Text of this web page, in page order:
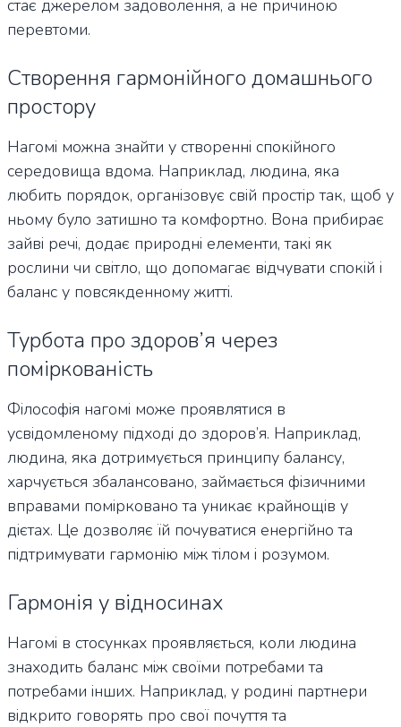
стає джерелом задоволення, а не причиною
перевтоми.
Створення гармонійного домашнього
простору
Нагомі можна знайти у створенні спокійного
середовища вдома. Наприклад, людина, яка
любить порядок, організовує свій простір так, щоб у
ньому було затишно та комфортно. Вона прибирає
зайві речі, додає природні елементи, такі як
рослини чи світло, що допомагає відчувати спокій і
баланс у повсякденному житті.
Турбота про здоров’я через
поміркованість
Філософія нагомі може проявлятися в
усвідомленому підході до здоров’я. Наприклад,
людина, яка дотримується принципу балансу,
харчується збалансовано, займається фізичними
вправами помірковано та уникає крайнощів у
дієтах. Це дозволяє їй почуватися енергійно та
підтримувати гармонію між тілом і розумом.
Гармонія у відносинах
Нагомі в стосунках проявляється, коли людина
знаходить баланс між своїми потребами та
потребами інших. Наприклад, у родині партнери
відкрито говорять про свої почуття та